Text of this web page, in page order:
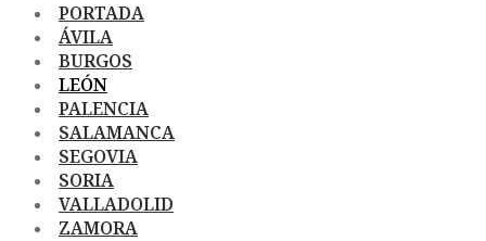
PORTADA
ÁVILA
BURGOS
LEÓN
PALENCIA
SALAMANCA
SEGOVIA
SORIA
VALLADOLID
ZAMORA